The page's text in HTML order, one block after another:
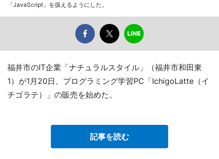
「JavaScript」を扱えるようにした。
福井市のIT企業「ナチュラルスタイル」（福井市和田東
1）が1月20日、プログラミング学習PC「IchigoLatte（イ
チゴラテ）」の販売を始めた。
記事を読む